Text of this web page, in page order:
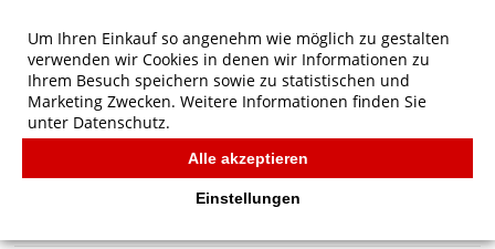
SG Signature Signature Tagless Polo Stretch Men
Um Ihren Einkauf so angenehm wie möglich zu gestalten
verwenden wir Cookies in denen wir Informationen zu
Ihrem Besuch speichern sowie zu statistischen und
Marketing Zwecken. Weitere Informationen finden Sie
unter Datenschutz.
Alle akzeptieren
Einstellungen